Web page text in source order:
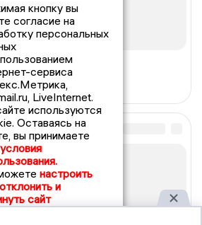
кнопку вы
согласие на
персональных
сервиса
LiveInternet.
используются
Оставаясь на
вы принимаете
настроить
отклонить и
сайт